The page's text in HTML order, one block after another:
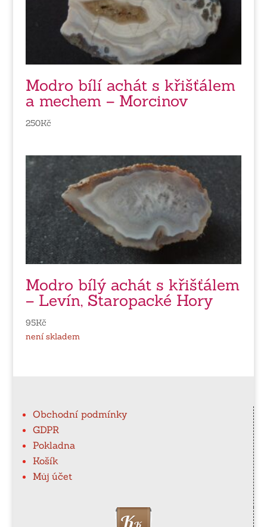
Modro bílí achát s křišťálem
a mechem – Morcinov
250Kč
Modro bílý achát s křišťálem
– Levín, Staropacké Hory
95Kč
není skladem
Obchodní podmínky
GDPR
Pokladna
Košík
Můj účet